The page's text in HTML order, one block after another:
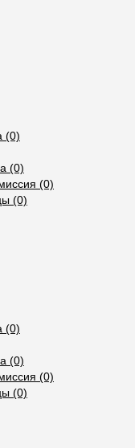
(0)
(0)
(0)
(0)
(0)
(0)
(0)
(0)